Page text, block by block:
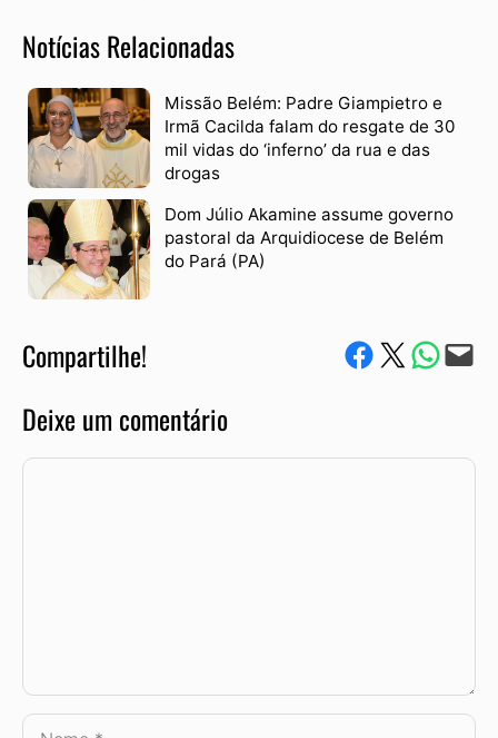
Notícias Relacionadas
Missão Belém: Padre Giampietro e
Irmã Cacilda falam do resgate de 30
mil vidas do ‘inferno’ da rua e das
drogas
Dom Júlio Akamine assume governo
pastoral da Arquidiocese de Belém
do Pará (PA)
Compartilhe! Compartilhe no Facebook
Compartilhe no Twitter
Compartile via
Envie via e-mail
Deixe um comentário
Comentário
Nome